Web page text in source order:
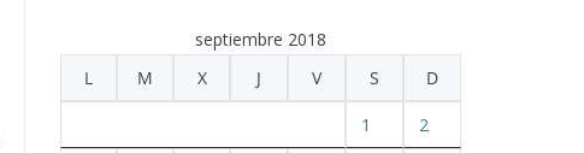
septiembre 2018
L
M X J V S D
1 2